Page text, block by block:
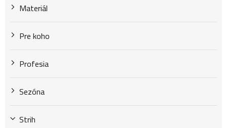
o
v
Materiál
Pre koho
Profesia
Sezóna
Strih